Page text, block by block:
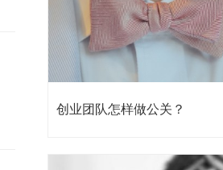
创业团队怎样做公关？